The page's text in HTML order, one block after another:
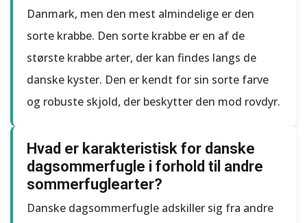
Danmark, men den mest almindelige er den
sorte krabbe. Den sorte krabbe er en af de
største krabbe arter, der kan findes langs de
danske kyster. Den er kendt for sin sorte farve
og robuste skjold, der beskytter den mod rovdyr.
Hvad er karakteristisk for danske
dagsommerfugle i forhold til andre
sommerfuglearter?
Danske dagsommerfugle adskiller sig fra andre